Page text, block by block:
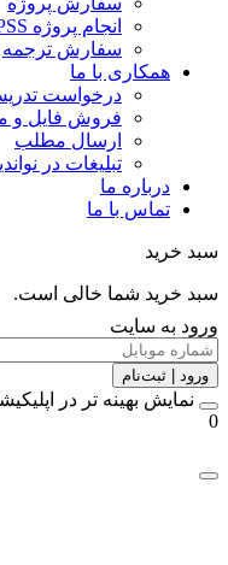
انجام پروژه SPSS
سفارش ترجمه
همکاری با ما
درخواست تدریس
فروش فایل و
ارسال مطلب
تبلیغات در نواندیشان
درباره ما
تماس با ما
خرید شما خالی است.
به سایت
| ثبت‌نام
بهینه تر در اپلیکیشن